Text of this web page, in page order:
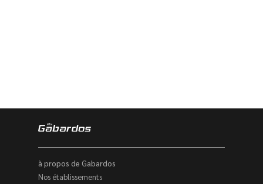
à propos de Gabardos
Nos établissements